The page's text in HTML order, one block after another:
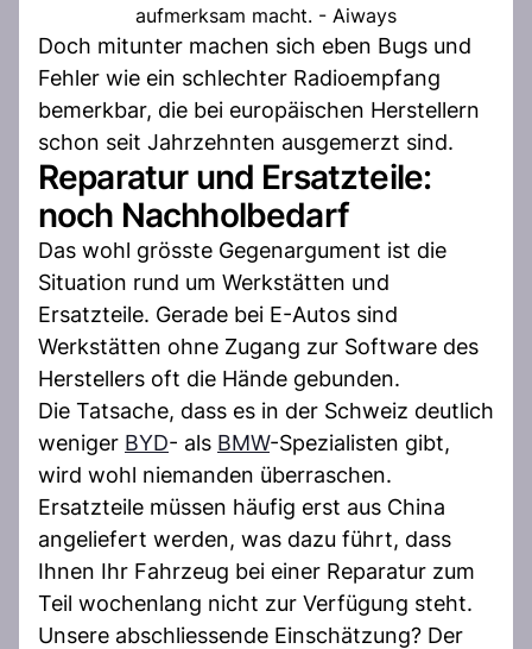
aufmerksam macht. - Aiways
Doch mitunter machen sich eben Bugs und
Fehler wie ein schlechter Radioempfang
bemerkbar, die bei europäischen Herstellern
schon seit Jahrzehnten ausgemerzt sind.
Reparatur und Ersatzteile:
noch Nachholbedarf
Das wohl grösste Gegenargument ist die
Situation rund um Werkstätten und
Ersatzteile. Gerade bei E-Autos sind
Werkstätten ohne Zugang zur Software des
Herstellers oft die Hände gebunden.
Die Tatsache, dass es in der Schweiz deutlich
weniger BYD- als BMW-Spezialisten gibt,
wird wohl niemanden überraschen.
Ersatzteile müssen häufig erst aus China
angeliefert werden, was dazu führt, dass
Ihnen Ihr Fahrzeug bei einer Reparatur zum
Teil wochenlang nicht zur Verfügung steht.
Unsere abschliessende Einschätzung? Der